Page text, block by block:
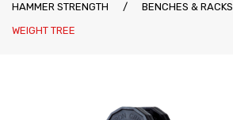
HAMMER STRENGTH
/ BENCHES & RACKS
WEIGHT TREE